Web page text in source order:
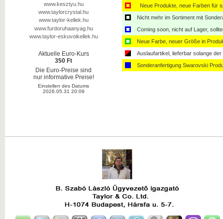
www.kesztyu.hu
www.taylorcrystal.hu
www.taylor-kellek.hu
www.furdoruhaanyag.hu
www.taylor-eskuvoikellek.hu
Aktuelle Euro-Kurs
350 Ft
Die Euro-Preise sind
nur informative Preise!
Einstellen des Datums
2026.05.31 20:09
Neue Produkte, neue Farben für
Nicht mehr im Sortiment mit
Coming soon, nicht auf Lager,
Neue Farbe, neuer Größe in
Auslaufartikel, lieferbar solange der
Sonderanfertigung Swarovski